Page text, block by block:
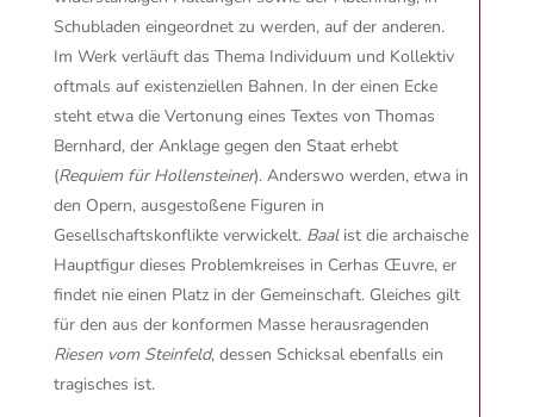
Schubladen eingeordnet zu werden, auf der anderen.
Im Werk verläuft das Thema Individuum und Kollektiv
oftmals auf existenziellen Bahnen. In der einen Ecke
steht etwa die Vertonung eines Textes von Thomas
Bernhard, der Anklage gegen den Staat erhebt
(Requiem für Hollensteiner). Anderswo werden, etwa in
den Opern, ausgestoßene Figuren in
Gesellschaftskonflikte verwickelt. Baalist die archaische
Hauptfigur dieses Problemkreises in Cerhas Œuvre, er
findet nie einen Platz in der Gemeinschaft. Gleiches gilt
für den aus der konformen Masse herausragenden
Riesen vom Steinfeld, dessen Schicksal ebenfalls ein
tragisches ist.